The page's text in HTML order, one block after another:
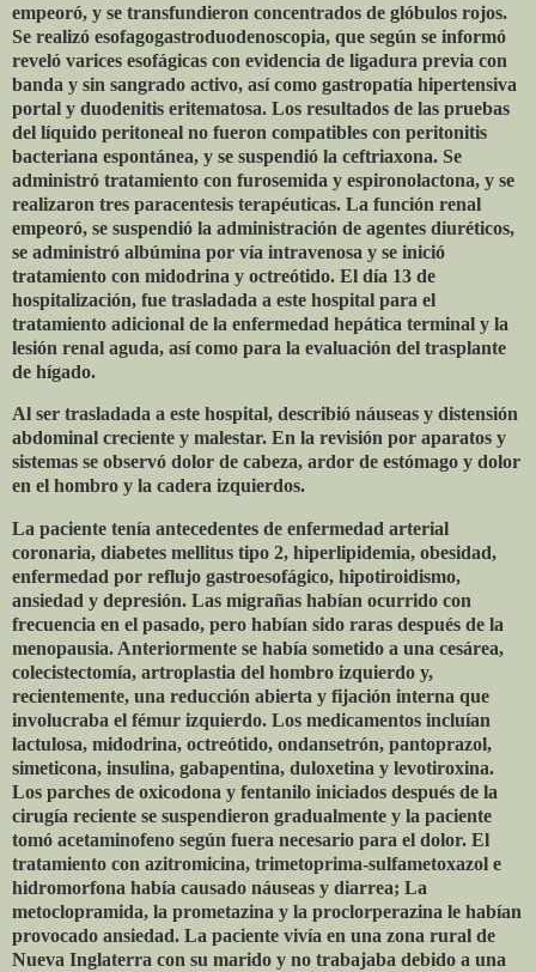
empeoró, y se transfundieron concentrados de glóbulos rojos.
Se realizó esofagogastroduodenoscopia, que según se informó
reveló varices esofágicas con evidencia de ligadura previa con
banda y sin sangrado activo, así como gastropatía hipertensiva
portal y duodenitis eritematosa. Los resultados de las pruebas
del líquido peritoneal no fueron compatibles con peritonitis
bacteriana espontánea, y se suspendió la ceftriaxona. Se
administró tratamiento con furosemida y espironolactona, y se
realizaron tres paracentesis terapéuticas. La función renal
empeoró, se suspendió la administración de agentes diuréticos,
se administró albúmina por vía intravenosa y se inició
tratamiento con midodrina y octreótido. El día 13 de
hospitalización, fue trasladada a este hospital para el
tratamiento adicional de la enfermedad hepática terminal y la
lesión renal aguda, así como para la evaluación del trasplante
de hígado.
Al ser trasladada a este hospital, describió náuseas y distensión
abdominal creciente y malestar. En la revisión por aparatos y
sistemas se observó dolor de cabeza, ardor de estómago y dolor
en el hombro y la cadera izquierdos.
La paciente tenía antecedentes de enfermedad arterial
coronaria, diabetes mellitus tipo 2, hiperlipidemia, obesidad,
enfermedad por reflujo gastroesofágico, hipotiroidismo,
ansiedad y depresión. Las migrañas habían ocurrido con
frecuencia en el pasado, pero habían sido raras después de la
menopausia. Anteriormente se había sometido a una cesárea,
colecistectomía, artroplastia del hombro izquierdo y,
recientemente, una reducción abierta y fijación interna que
involucraba el fémur izquierdo. Los medicamentos incluían
lactulosa, midodrina, octreótido, ondansetrón, pantoprazol,
simeticona, insulina, gabapentina, duloxetina y levotiroxina.
Los parches de oxicodona y fentanilo iniciados después de la
cirugía reciente se suspendieron gradualmente y la paciente
tomó acetaminofeno según fuera necesario para el dolor. El
tratamiento con azitromicina, trimetoprima-sulfametoxazol e
hidromorfona había causado náuseas y diarrea; La
metoclopramida, la prometazina y la proclorperazina le habían
provocado ansiedad. La paciente vivía en una zona rural de
Nueva Inglaterra con su marido y no trabajaba debido a una